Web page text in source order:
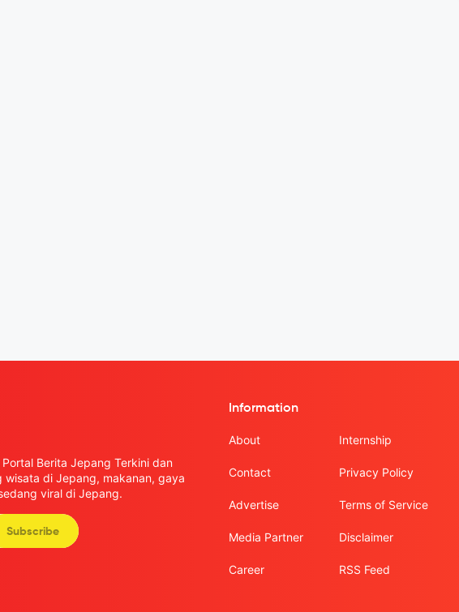
Berita Jepang Terkini dan
wisata di Jepang, makanan, gaya
viral di Jepang.
Subscribe
Information
About
Contact
Advertise
Media Partner
Career
Internship
Privacy Policy
Terms of Service
Disclaimer
RSS Feed